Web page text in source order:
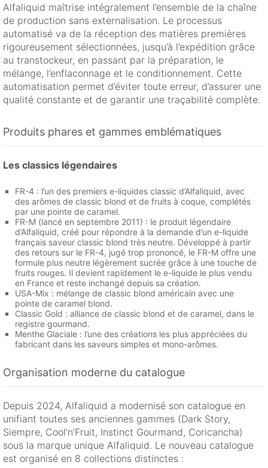
Alfaliquid maîtrise intégralement l’ensemble de la chaîne
de production sans externalisation. Le processus
automatisé va de la réception des matières premières
rigoureusement sélectionnées, jusqu’à l’expédition grâce
au transtockeur, en passant par la préparation, le
mélange, l’enflaconnage et le conditionnement. Cette
automatisation permet d’éviter toute erreur, d’assurer une
qualité constante et de garantir une traçabilité complète.
Produits phares et gammes emblématiques
Les classics légendaires
FR-4 : l’un des premiers e-liquides classic d’Alfaliquid, avec
des arômes de classic blond et de fruits à coque, complétés
par une pointe de caramel.
FR-M (lancé en septembre 2011) : le produit légendaire
d’Alfaliquid, créé pour répondre à la demande d’un e-liquide
français saveur classic blond très neutre. Développé à partir
des retours sur le FR-4, jugé trop prononcé, le FR-M offre une
formule plus neutre légèrement sucrée grâce à une touche de
fruits rouges. Il devient rapidement le e-liquide le plus vendu
en France et reste inchangé depuis sa création.
USA-Mix : mélange de classic blond américain avec une
pointe de caramel blond.
Classic Gold : alliance de classic blond et de caramel, dans le
registre gourmand.
Menthe Glaciale : l’une des créations les plus appréciées du
fabricant dans les saveurs simples et mono-arômes.
Organisation moderne du catalogue
Depuis 2024, Alfaliquid a modernisé son catalogue en
unifiant toutes ses anciennes gammes (Dark Story,
Siempre, Cool’n’Fruit, Instinct Gourmand, Coricancha)
sous la marque unique Alfaliquid. Le nouveau catalogue
est organisé en 8 collections distinctes :